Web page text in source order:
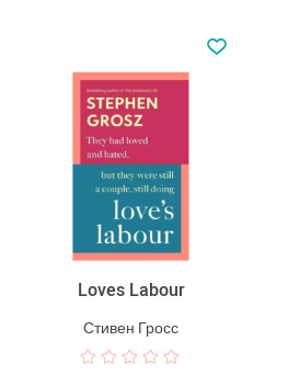
Loves Labour
Стивен Гросс